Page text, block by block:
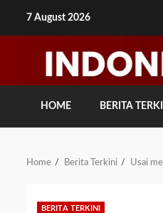
7 August 2026
HOME BERITA
Home Berita Terkini Usai
BERITA TERKINI